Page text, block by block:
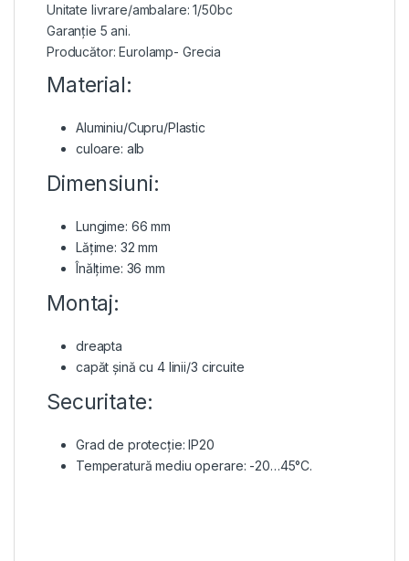
Unitate livrare/ambalare: 1/50bc
Garanție 5 ani.
Producător: Eurolamp- Grecia
Material:
Aluminiu/Cupru/Plastic
culoare: alb
Dimensiuni:
Lungime: 66 mm
Lățime: 32 mm
Înălțime: 36 mm
Montaj:
dreapta
capăt șină cu 4 linii/3 circuite
Securitate:
Grad de protecție: IP20
Temperatură mediu operare: -20…45°C.